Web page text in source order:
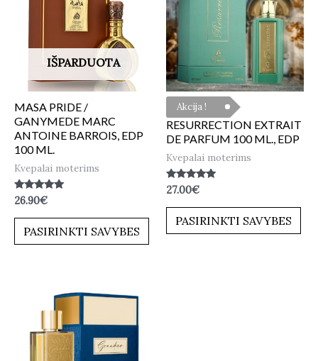
IŠPARDUOTA
MASA PRIDE /
GANYMEDE MARC
ANTOINE BARROIS, EDP
100 ML.
Kvepalai moterims
Įvertinimas:
5.00
iš 5
26.90€
PASIRINKTI SAVYBES
Akcija !
RESURRECTION EXTRAIT
DE PARFUM 100 ML., EDP
Kvepalai moterims
Įvertinimas:
5.00
iš 5
27.00€
PASIRINKTI SAVYBES